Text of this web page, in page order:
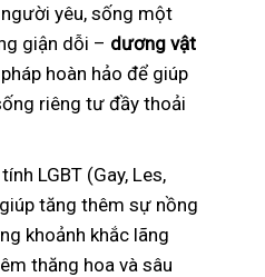
yêu, sống một
giận dỗi – dương vật
hoàn hảo để giúp
riêng tư đầy thoải
LGBT (Gay, Les,
tăng thêm sự nồng
khoảnh khắc lãng
thăng hoa và sâu